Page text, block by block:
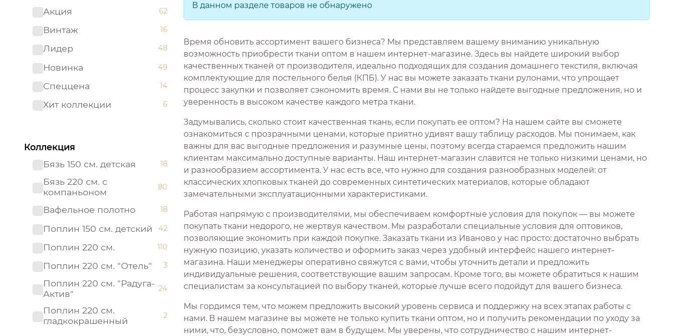
Акция
62
Винтаж 16
Лидер 48
Новинка 49
Спеццена 14
Хит коллекции 6
Коллекция
Бязь 150 см. детская
18
Бязь 220 см. с
компаньоном
80
Вафельное полотно 18
Поплин 150 см. детский 42
Поплин 220 см. 110
Поплин 220 см. "Отель" 3
Поплин 220 см. "Радуга-
Актив"
24
Поплин 220 см.
гладкокрашенный
2
В данном разделе товаров не обнаружено
Время обновить ассортимент вашего бизнеса? Мы представляем вашему вниманию уникальную
возможность приобрести ткани оптом в нашем интернет-магазине. Здесь вы найдете широкий выбор
качественных тканей от производителя, идеально подходящих для создания домашнего текстиля, включая
комплектующие для постельного белья (КПБ). У нас вы можете заказать ткани рулонами, что упрощает
процесс закупки и позволяет сэкономить время. С нами вы не только найдете выгодные предложения, но и
уверенность в высоком качестве каждого метра ткани.
Задумывались, сколько стоит качественная ткань, если покупать ее оптом? На нашем сайте вы сможете
ознакомиться с прозрачными ценами, которые приятно удивят вашу таблицу расходов. Мы понимаем, как
важны для вас выгодные предложения и разумные цены, поэтому всегда стараемся предложить нашим
клиентам максимально доступные варианты. Наш интернет-магазин славится не только низкими ценами, но
и разнообразием ассортимента. У нас есть все, что нужно для создания разнообразных моделей: от
классических хлопковых тканей до современных синтетических материалов, которые обладают
замечательными эксплуатационными характеристиками.
Работая напрямую с производителями, мы обеспечиваем комфортные условия для покупок — вы можете
покупать ткани недорого, не жертвуя качеством. Мы разработали специальные условия для оптовиков,
позволяющие экономить при каждой покупке. Заказать ткани из Иваново у нас просто: достаточно выбрать
нужную позицию, указать количество и оформить заказ через удобный интерфейс нашего интернет-
магазина. Наши менеджеры оперативно свяжутся с вами, чтобы уточнить детали и предложить
индивидуальные решения, соответствующие вашим запросам. Кроме того, вы можете обратиться к нашим
специалистам за консультацией по выбору тканей, которые лучше всего подойдут для вашего бизнеса.
Мы гордимся тем, что можем предложить высокий уровень сервиса и поддержку на всех этапах работы с
нами. В нашем магазине вы можете не только купить ткани оптом, но и получить рекомендации по уходу за
ними, что, безусловно, поможет вам в будущем. Мы уверены, что сотрудничество с нашим интернет-